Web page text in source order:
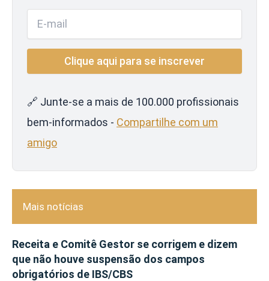
🔗 Junte-se a mais de 100.000 profissionais
bem-informados - Compartilhe com um
amigo
Mais notícias
Receita e Comitê Gestor se corrigem e dizem
que não houve suspensão dos campos
obrigatórios de IBS/CBS